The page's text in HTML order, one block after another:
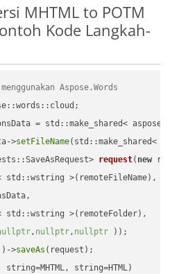
MHTML to POTM
Kode Langkah-
Aspose.Words
= std::make_shared<
>setFileName(std::make_shared<
request( new
std::wstring >(remoteFileName),
std::wstring >(remoteFolder),
, nullptr, nullptr ))
>saveAs (request);